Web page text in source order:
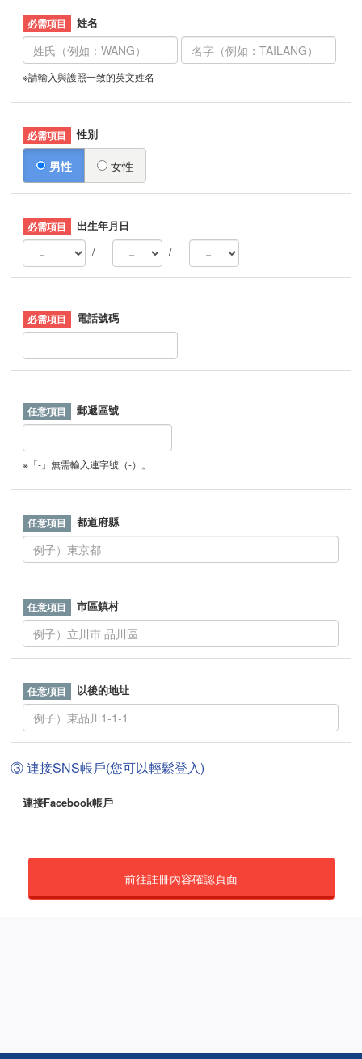
姓名
※請輸入與護照一致的英文姓名
性別
男性 女性
出生年月日
/
/
電話號碼
郵遞區號
※「-」無需輸入連字號（-）。
都道府縣
市區鎮村
以後的地址
③ 連接SNS帳戶(您可以輕鬆登入)
連接Facebook帳戶